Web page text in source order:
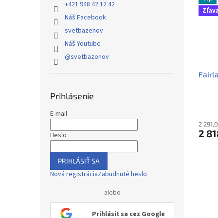
+421 948 42 12 42
Náš Facebook
svetbazenov
Náš Youtube
@svetbazenov
Prihlásenie
E-mail
Heslo
PRIHLÁSIŤ SA
Nová registráciaZabudnuté heslo
alebo
Prihlásiť sa cez Google
2
2